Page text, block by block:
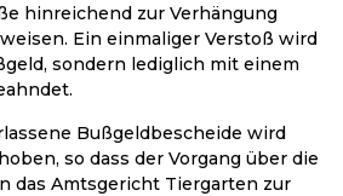
hinreichend zur Verhängung
Ein einmaliger Verstoß wird
sondern lediglich mit einem
Bußgeldbescheide wird
so dass der Vorgang über die
das Amtsgericht Tiergarten zur